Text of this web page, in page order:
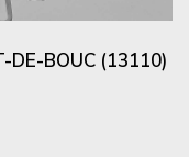
DE-BOUC (13110)